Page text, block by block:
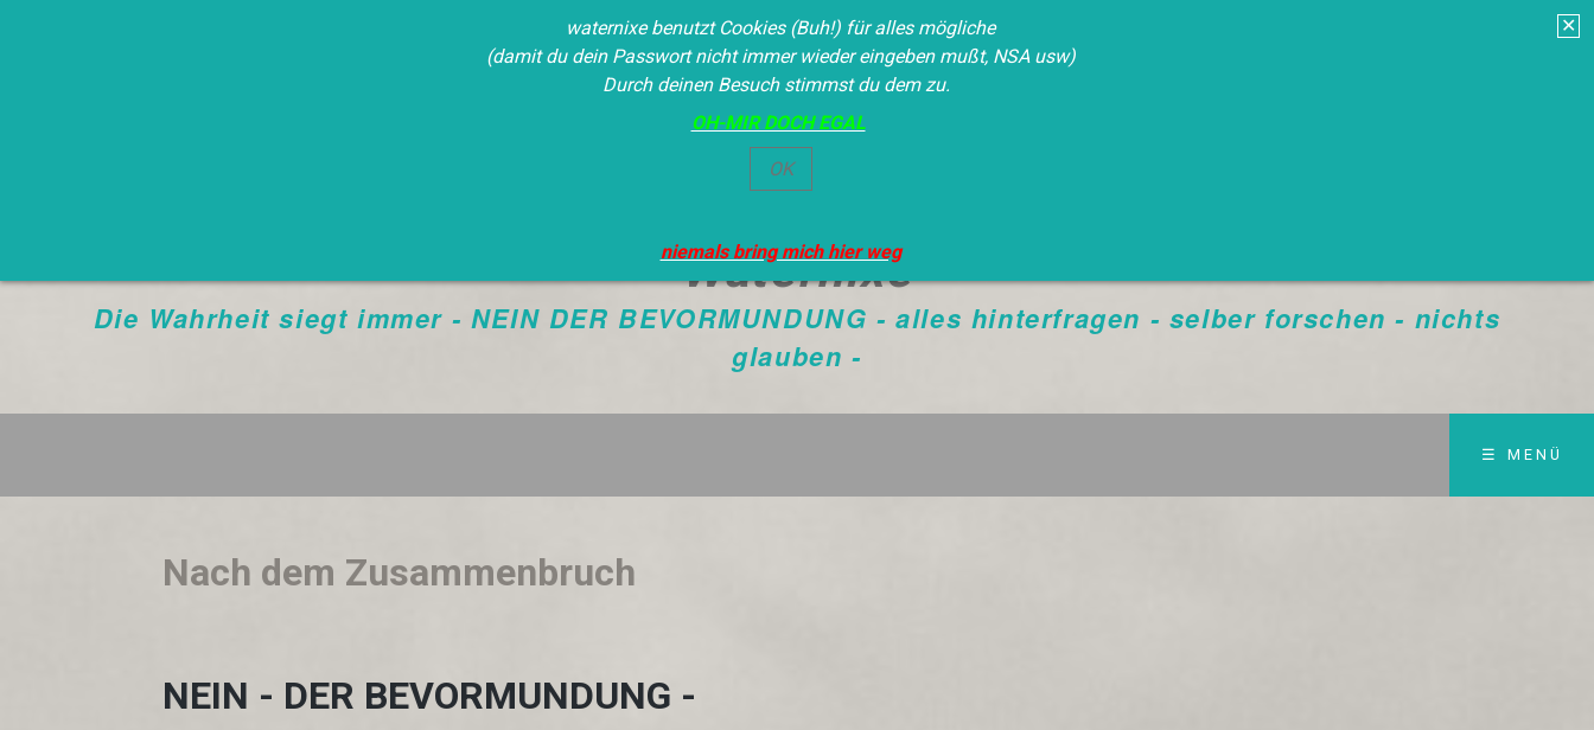
✕
waternixe benutzt Cookies (Buh!) für alles mögliche
(damit du dein Passwort nicht immer wieder eingeben mußt, NSA usw)
Durch deinen Besuch stimmst du dem zu.
OH-MIR DOCH EGAL
OK
niemals bring mich hier weg
Waternixe
Die Wahrheit siegt immer - NEIN DER BEVORMUNDUNG - alles hinterfragen - selber forschen - nichts
glauben -
☰ MENÜ
Nach dem Zusammenbruch
NEIN - DER BEVORMUNDUNG -